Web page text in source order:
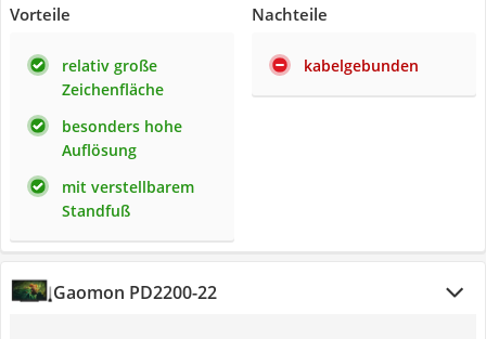
Vorteile
relativ große
Zeichenfläche
besonders hohe
Auflösung
mit verstellbarem
Standfuß
Nachteile
kabelgebunden
Gaomon PD2200-22